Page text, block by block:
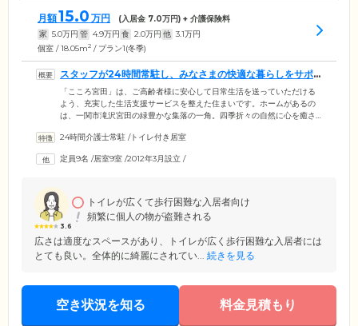
月額15.0 万円 (入居金 7.0万円) + 介護保険料
家 5.0万円 管 4.9万円 食 2.0万円 他 3.1万円
個室 / 18.05m2 / プラン1(冬季)
スタッフが24時間常駐し、みなさまの快適な暮らしをサポ
ートします
「こころ宮田」は、ご高齢者様に安心して日常生活を送っていただける
よう、充実した生活支援サービスを整えた住まいです。ホームがあるの
は、一関市滝沢宮田の緑豊かな集落の一角。四季折々の自然に心を癒さ
フが24時間常駐し、みなさまの生活全般の幅広いサポートをご提供。急
かにも、日常的にお声がけや定期巡回などの安否確認を実施。郵便物・
24時間介護士常駐 /トイレ付き居室
定員9名 /居室9室 /2012年3月設立 /
3.6
トイレが広くて歩行困難な入居者向け
頻繁に個人の物が盗難される
広さは適度なスペースがあり、トイレが広く歩行困難な入居者には
とても良い。全体的に綺麗にされてい... 続きを見る
空き状況を知る 料金見積もり